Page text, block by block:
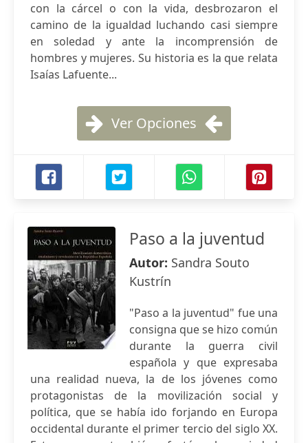
con la cárcel o con la vida, desbrozaron el
camino de la igualdad luchando casi siempre
en soledad y ante la incomprensión de
hombres y mujeres. Su historia es la que relata
Isaías Lafuente...
Ver Opciones
Paso a la juventud
Autor: Sandra Souto
Kustrín
"Paso a la juventud" fue una
consigna que se hizo común
durante la guerra civil
española y que expresaba
una realidad nueva, la de los jóvenes como
protagonistas de la movilización social y
política, que se había ido forjando en Europa
occidental durante el primer tercio del siglo XX.